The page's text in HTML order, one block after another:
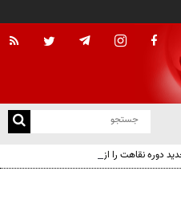
دوره نقاهت را از چند ماه به چند هفته